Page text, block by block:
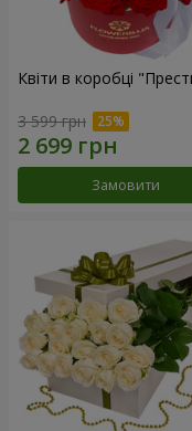
Квіти в коробці
3 599 грн
Замовити